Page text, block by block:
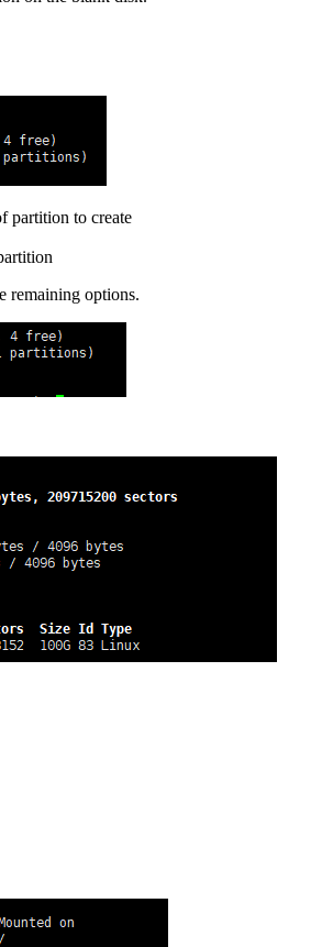
partition to create
remaining options.